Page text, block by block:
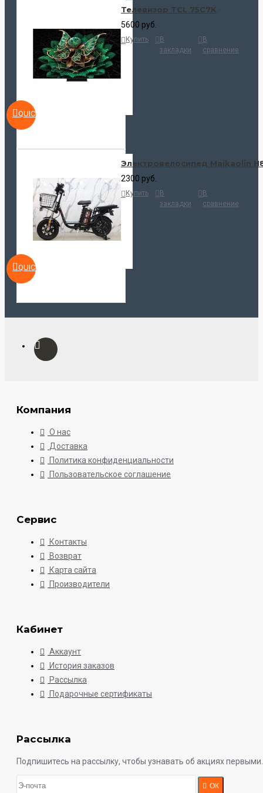
QUICKVIEW
Телевизор TCL 75C7K
5600 руб.
Купить
В
закладки
В
сравнение
QUICKVIEW
Электровелосипед Maikaolin
2300 руб.
Купить
В
закладки
В
сравнение
Компания
О нас
Доставка
Политика конфиденциальности
Пользовательское соглашение
Сервис
Контакты
Возврат
Карта сайта
Производители
Кабинет
Аккаунт
История заказов
Рассылка
Подарочные сертификаты
Рассылка
Подпишитесь на рассылку, чтобы узнавать об акциях первыми.
ОК